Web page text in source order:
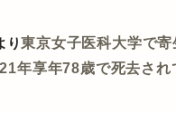
り東京女子医科大学で
年享年78歳で死去され